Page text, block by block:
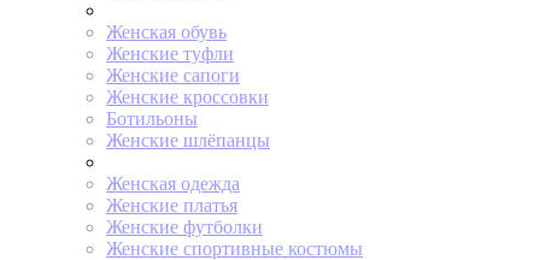
Женская обувь
Женские туфли
Женские сапоги
Женские кроссовки
Ботильоны
Женские шлёпанцы
Женская одежда
Женские платья
Женские футболки
Женские спортивные костюмы